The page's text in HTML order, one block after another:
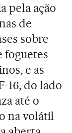
pela ação
de
sobre
foguetes
e as
16, do lado
até o
na volátil